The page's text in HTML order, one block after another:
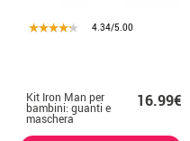
4.34/5.00
Kit Iron Man per
bambini: guanti e
maschera
16.99€